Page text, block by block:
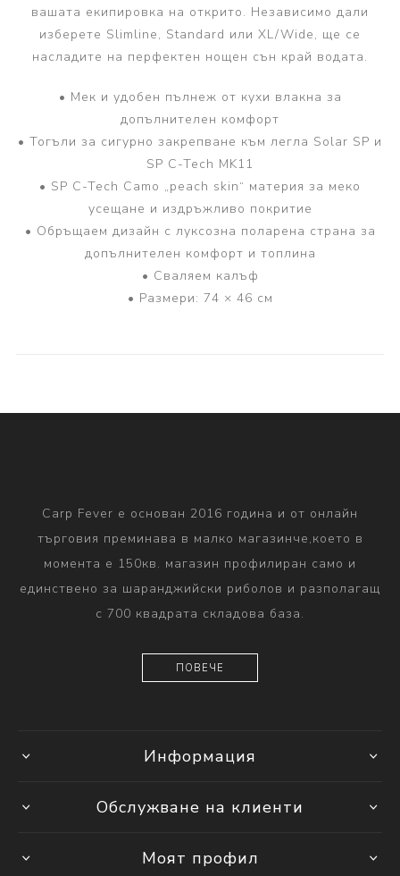
вашата екипировка на открито. Независимо дали
изберете Slimline, Standard или XL/Wide, ще се
насладите на перфектен нощен сън край водата.
• Мек и удобен пълнеж от кухи влакна за
допълнителен комфорт
• Тогъли за сигурно закрепване към легла Solar SP и
SP C-Tech MK11
• SP C-Tech Camo „peach skin“ материя за меко
усещане и издръжливо покритие
• Обръщаем дизайн с луксозна поларена страна за
допълнителен комфорт и топлина
• Сваляем калъф
• Размери: 74 × 46 см
Carp Fever е основан 2016 година и от онлайн
търговия преминава в малко магазинче,което в
момента е 150кв. магазин профилиран само и
единствено за шаранджийски риболов и разполагащ
с 700 квадрата складова база.
ПОВЕЧЕ
Информация
Обслужване на клиенти
Моят профил